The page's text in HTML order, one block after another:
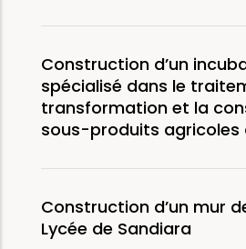
Construction d’un
spécialisé dans le
transformation et la
sous-produits agricoles
Construction d’un mur
Lycée de Sandiara